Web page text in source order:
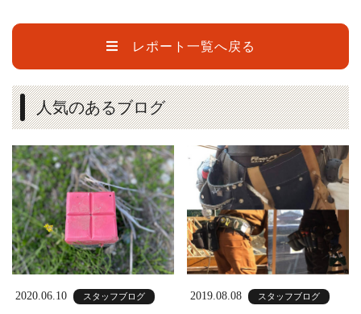
レポート一覧へ戻る
人気のあるブログ
2020.06.10 スタッフブログ 2019.08.08 スタッフブログ